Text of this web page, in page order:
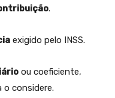
.
exigido pelo INSS.
ou coeficiente,
considere.